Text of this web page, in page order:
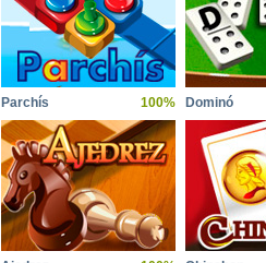
Parchís 100% Dominó